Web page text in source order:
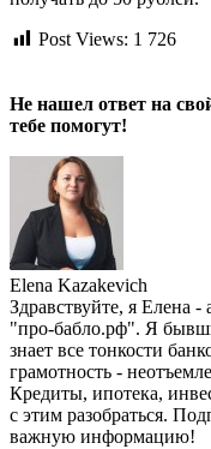
Post Views: 1 726
Не нашел ответ на
тебе помогут!
Elena Kazakevich
Здравствуйте, я Елена -
"про-бабло.рф". Я
знает все тонкости
грамотность -
Кредиты, ипотека,
с этим разобраться.
важную информацию!